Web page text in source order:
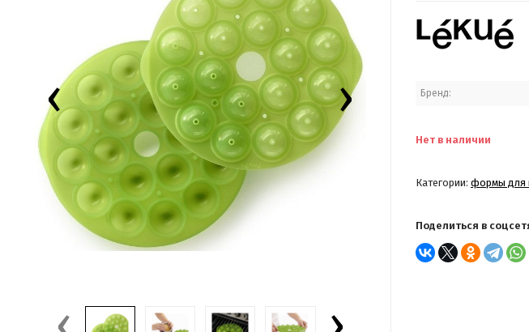
‹ › Бренд:
Нет в наличии
Категории: формы для
Поделиться в